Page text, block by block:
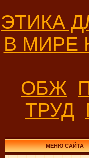
ЭТИКА
В МИРЕ
ОБЖ
ТРУД
МЕНЮ САЙТА